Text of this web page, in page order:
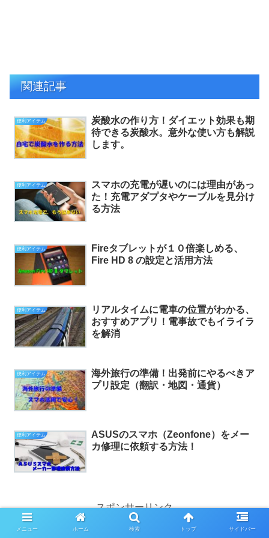
関連記事
便利アイテム
炭酸水の作り方！ダイエット効果も期
待できる炭酸水。意外な使い方も解説
します。
便利アイテム
スマホの充電が遅いのには理由があっ
た！充電アダプタやケーブルを見分け
る方法
便利アイテム
Fireタブレットが１０倍楽しめる、
Fire HD 8 の設定と活用方法
便利アイテム
リアルタイムに電車の位置がわかる、
おすすめアプリ！電事故でもイライラ
を解消
便利アイテム
海外旅行の準備！出発前にやるべきア
プリ設定（翻訳・地図・通貨）
便利アイテム
ASUSのスマホ（Zeonfone）をメー
カ修理に依頼する方法！
スポンサーリンク
メニュー ホーム 検索 トップ サイドバー